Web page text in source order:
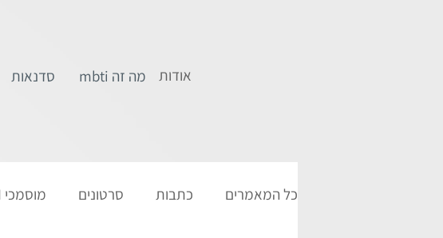
מה זה mbti סדנאות אודות
כל המאמרים כתבות סרטונים מוסמכי MBTI יוצרים